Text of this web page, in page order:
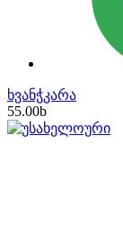
ხვანჭკარა
55.00b